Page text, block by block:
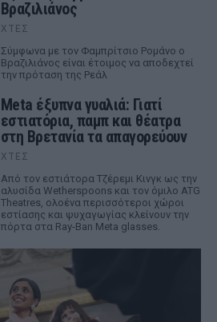
Βραζιλιάνος
ΧΤΕΣ
Σύμφωνα με τον Φαμπρίτσιο Ρομάνο ο
Βραζιλιάνος είναι έτοιμος να αποδεχτεί
την πρόταση της Ρεάλ
Meta έξυπνα γυαλιά: Γιατί
εστιατόρια, παμπ και θέατρα
στη Βρετανία τα απαγορεύουν
ΧΤΕΣ
Από τον εστιάτορα Τζέρεμι Κινγκ ως την
αλυσίδα Wetherspoons και τον όμιλο ATG
Theatres, ολοένα περισσότεροι χώροι
εστίασης και ψυχαγωγίας κλείνουν την
πόρτα στα Ray-Ban Meta glasses.